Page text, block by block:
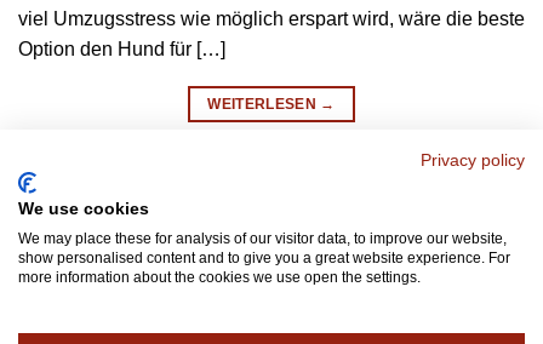
viel Umzugsstress wie möglich erspart wird, wäre die beste
Option den Hund für […]
WEITERLESEN →
Veröffentlicht am
umzug hannover,Umzug mit Hund was ist zu beachten?
Umzugsunternehmen Hannover
Hinterlasse ein kommentar
Privacy policy
We use cookies
We may place these for analysis of our visitor data, to improve our website,
show personalised content and to give you a great website experience. For
more information about the cookies we use open the settings.